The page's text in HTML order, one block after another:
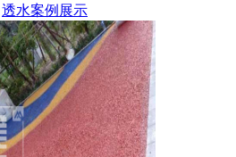
透水案例展示